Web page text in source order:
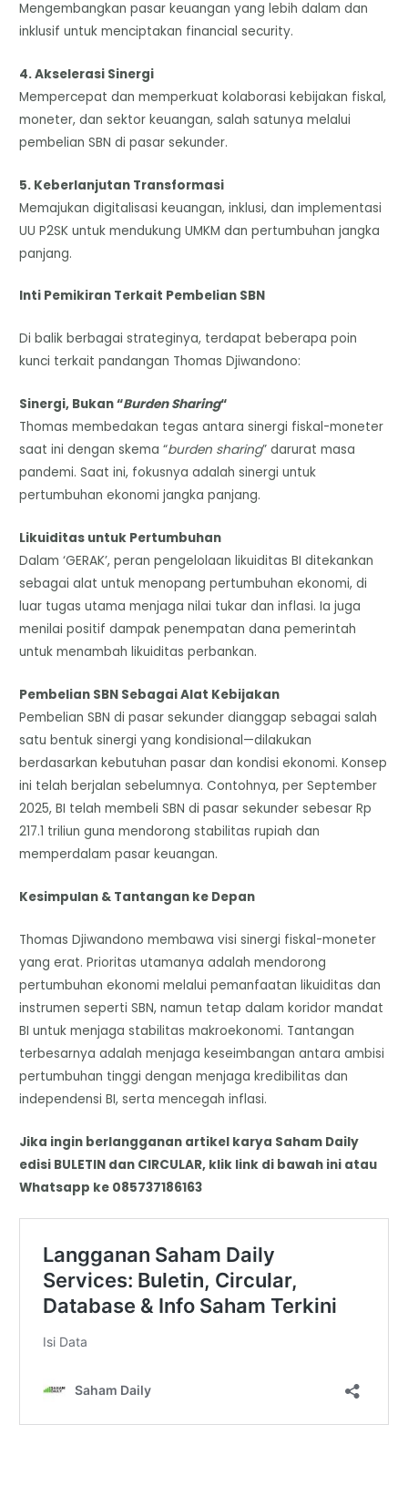
Mengembangkan pasar keuangan yang lebih dalam dan
inklusif untuk menciptakan financial security.
4. Akselerasi Sinergi
Mempercepat dan memperkuat kolaborasi kebijakan fiskal,
moneter, dan sektor keuangan, salah satunya melalui
pembelian SBN di pasar sekunder.
5. Keberlanjutan Transformasi
Memajukan digitalisasi keuangan, inklusi, dan implementasi
UU P2SK untuk mendukung UMKM dan pertumbuhan jangka
panjang.
Inti Pemikiran Terkait Pembelian SBN
Di balik berbagai strateginya, terdapat beberapa poin
kunci terkait pandangan Thomas Djiwandono:
Sinergi, Bukan “Burden Sharing“
Thomas membedakan tegas antara sinergi fiskal-moneter
saat ini dengan skema “burden sharing” darurat masa
pandemi. Saat ini, fokusnya adalah sinergi untuk
pertumbuhan ekonomi jangka panjang.
Likuiditas untuk Pertumbuhan
Dalam ‘GERAK’, peran pengelolaan likuiditas BI ditekankan
sebagai alat untuk menopang pertumbuhan ekonomi, di
luar tugas utama menjaga nilai tukar dan inflasi. Ia juga
menilai positif dampak penempatan dana pemerintah
untuk menambah likuiditas perbankan.
Pembelian SBN Sebagai Alat Kebijakan
Pembelian SBN di pasar sekunder dianggap sebagai salah
satu bentuk sinergi yang kondisional—dilakukan
berdasarkan kebutuhan pasar dan kondisi ekonomi. Konsep
ini telah berjalan sebelumnya. Contohnya, per September
2025, BI telah membeli SBN di pasar sekunder sebesar Rp
217.1 triliun guna mendorong stabilitas rupiah dan
memperdalam pasar keuangan.
Kesimpulan & Tantangan ke Depan
Thomas Djiwandono membawa visi sinergi fiskal-moneter
yang erat. Prioritas utamanya adalah mendorong
pertumbuhan ekonomi melalui pemanfaatan likuiditas dan
instrumen seperti SBN, namun tetap dalam koridor mandat
BI untuk menjaga stabilitas makroekonomi. Tantangan
terbesarnya adalah menjaga keseimbangan antara ambisi
pertumbuhan tinggi dengan menjaga kredibilitas dan
independensi BI, serta mencegah inflasi.
Jika ingin berlangganan artikel karya Saham Daily
edisi BULETIN dan CIRCULAR, klik link di bawah ini atau
Whatsapp ke 085737186163